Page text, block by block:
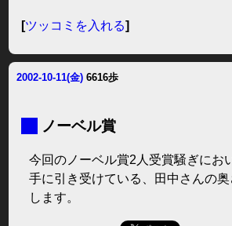
[ツッコミを入れる]
2002-10-11(金) 6616歩
ノーベル賞
今回のノーベル賞2人受賞騒ぎにお
手に引き受けている、田中さんの
します。